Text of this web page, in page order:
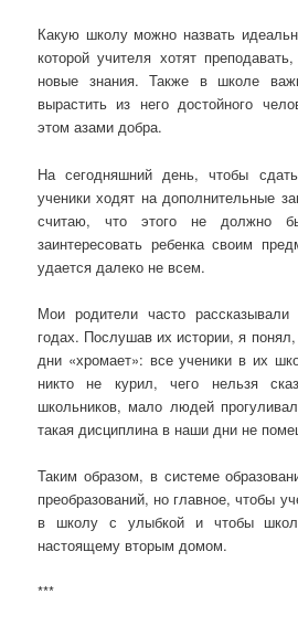
Какую школу можно назвать
которой учителя хотят
новые знания. Также в школе
вырастить из него достойного
этом азами добра.
На сегодняшний день, чтобы
ученики ходят на дополнительные
считаю, что этого не должно
заинтересовать ребенка своим
удается далеко не всем.
Мои родители часто
годах. Послушав их истории, я
дни «хромает»: все ученики в их
никто не курил, чего нельзя
школьников, мало людей
такая дисциплина в наши дни не
Таким образом, в системе
преобразований, но главное, чтобы
в школу с улыбкой и чтобы
настоящему вторым домом.
***